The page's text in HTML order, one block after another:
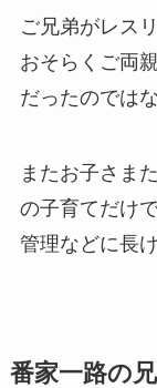
ご兄弟がレス
おそらくご両
だったのでは
またお子さま
の子育てだけ
管理などに長
番家一路の